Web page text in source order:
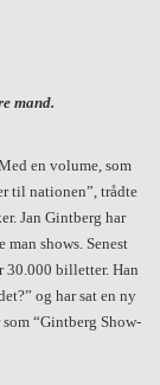
mand.
en volume, som
til nationen”, trådte
Jan Gintberg har
shows. Senest
30.000 billetter. Han
og har sat en ny
“Gintberg Show-